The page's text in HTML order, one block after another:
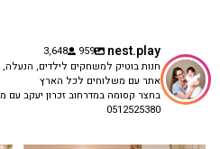
nest.play
959
3,648
חנות בוטיק למשחקים לילדים, הנעלה,
אתר עם משלוחים לכל הארץ
בחצר קסומה במדרחוב זכרון יעקב
0512525380